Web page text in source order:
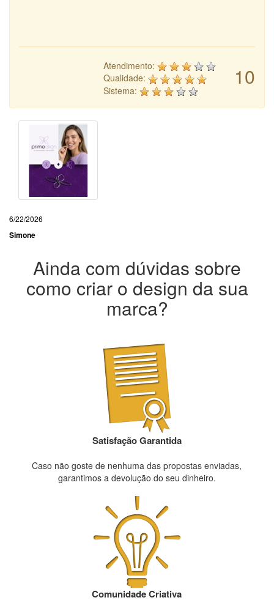
10
Atendimento:
Qualidade:
Sistema:
6/22/2026
Simone
Ainda com dúvidas sobre
como criar o design da sua
marca?
Satisfação Garantida
Caso não goste de nenhuma das propostas enviadas,
garantimos a devolução do seu dinheiro.
Comunidade Criativa